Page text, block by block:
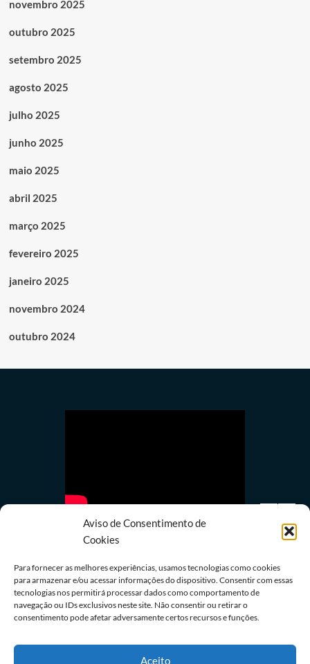
Aviso de Consentimento de
Cookies
Para fornecer as melhores experiências, usamos tecnologias como cookies
para armazenar e/ou acessar informações do dispositivo. Consentir com essas
tecnologias nos permitirá processar dados como comportamento de
navegação ou IDs exclusivos neste site. Não consentir ou retirar o
consentimento pode afetar adversamente certos recursos e funções.
Aceito
novembro 2025
outubro 2025
setembro 2025
agosto 2025
julho 2025
junho 2025
maio 2025
abril 2025
março 2025
fevereiro 2025
janeiro 2025
novembro 2024
outubro 2024
Política
Lula quer mostrar a Trump números de queda do
desmatamento na Amazônia
Redação 08/08/2026